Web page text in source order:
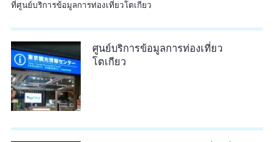
ที่ศูนย์บริการข้อมูลการท่องเที่ยวโตเกียว
ศูนย์บริการข้อมูลการท่องเที่ยว
โตเกียว